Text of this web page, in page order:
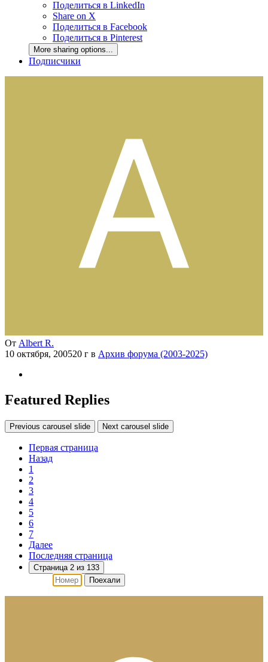
Поделиться в LinkedIn
Share on X
Поделиться в Facebook
Поделиться в Pinterest
More sharing options...
Подписчики
От Albert R.
10 октября, 200520 г в Архив форума (2003-2025)
Featured Replies
Previous carousel slide Next carousel slide
Первая страница
Назад
1
2
3
4
5
6
7
Далее
Последняя страница
Страница 2 из 133
Поехали